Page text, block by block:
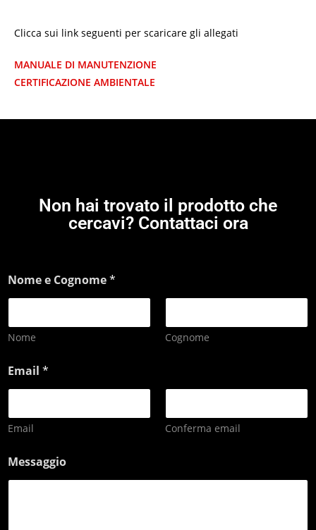
Clicca sui link seguenti per scaricare gli allegati
MANUALE DI MANUTENZIONE
CERTIFICAZIONE AMBIENTALE
Non hai trovato il prodotto che
cercavi? Contattaci ora
Nome e Cognome*
Nome Cognome
Email *
Email Conferma email
Messaggio